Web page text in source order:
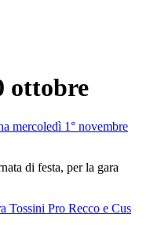
ottobre
mercoledì 1° novembre
di festa, per la gara
Tossini Pro Recco e Cus